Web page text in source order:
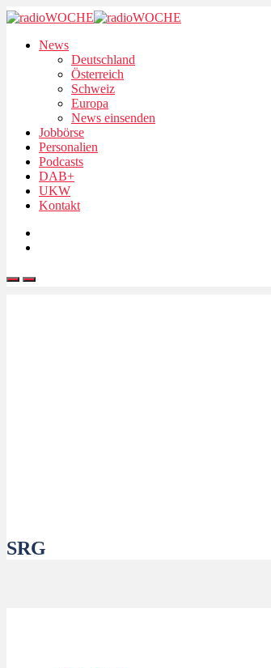
News
Deutschland
Österreich
Schweiz
Europa
News einsenden
Jobbörse
Personalien
Podcasts
DAB+
UKW
Kontakt
SRG